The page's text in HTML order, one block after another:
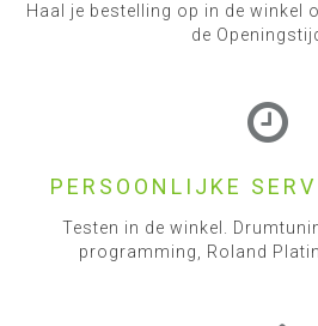
Haal je bestelling op in de winkel
de
PERSOONLIJKE
Testen in de winkel.
programming, Roland